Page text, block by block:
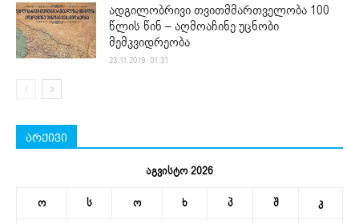
ადგილობრივი თვითმმართველობა 100
წლის წინ – აღმოაჩინე უცნობი
მემკვიდრეობა
23.11.2019. 01:31
არქივი
აგვისტო 2026
ო ს ო ხ პ შ კ